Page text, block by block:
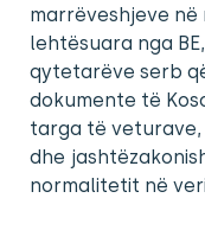
marrëveshjeve në
lehtësuara nga
qytetarëve serb
dokumente të
targa të
dhe
normalitetit në